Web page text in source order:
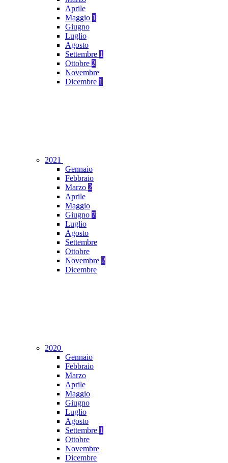
Aprile
Maggio 1
Giugno
Luglio
Agosto
Settembre 1
Ottobre 2
Novembre
Dicembre 1
2021
Gennaio
Febbraio
Marzo 2
Aprile
Maggio
Giugno 7
Luglio
Agosto
Settembre
Ottobre
Novembre 2
Dicembre
2020
Gennaio
Febbraio
Marzo
Aprile
Maggio
Giugno
Luglio
Agosto
Settembre 1
Ottobre
Novembre
Dicembre